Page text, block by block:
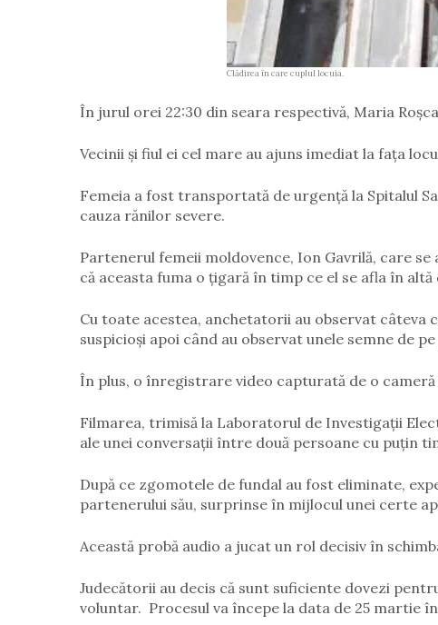
Clădirea în care cuplul locuia.
În jurul orei 22:30 din seara respectivă, Maria
Vecinii și fiul ei cel mare au ajuns imediat la fața
Femeia a fost transportată de urgență la Spitalul
cauza rănilor severe.
Partenerul femeii moldovence, Ion Gavrilă, care
că aceasta fuma o țigară în timp ce el se afla în
Cu toate acestea, anchetatorii au observat
suspicioși apoi când au observat unele semne de
În plus, o înregistrare video capturată de o
Filmarea, trimisă la Laboratorul de Investigații
ale unei conversații între două persoane cu puțin
După ce zgomotele de fundal au fost eliminate,
partenerului său, surprinse în mijlocul unei certe
Această probă audio a jucat un rol decisiv în
Judecătorii au decis că sunt suficiente dovezi
voluntar. Procesul va începe la data de 25 martie